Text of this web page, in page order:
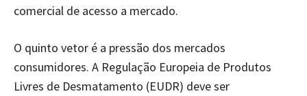
comercial de acesso a mercado.
O quinto vetor é a pressão dos mercados
consumidores. A Regulação Europeia de Produtos
Livres de Desmatamento (EUDR) deve ser